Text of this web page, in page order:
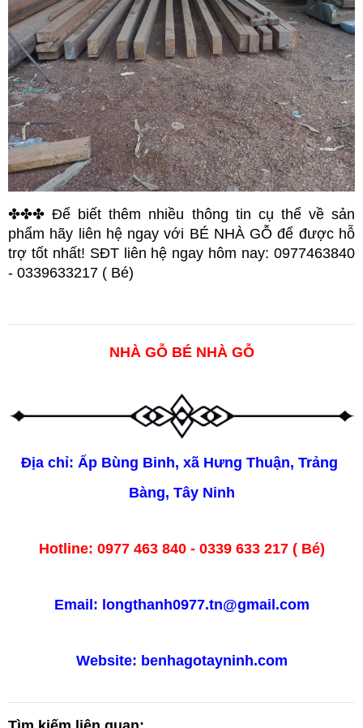
✤✤✤ Để biết thêm nhiều thông tin cụ thể về sản
phẩm hãy liên hệ ngay với BÉ NHÀ GỖ để được hỗ
trợ tốt nhất! SĐT liên hệ ngay hôm nay: 0977463840
- 0339633217 ( Bé)
NHÀ GỖ BÉ NHÀ GỖ
Địa chỉ: Ấp Bùng Binh, xã Hưng Thuận, Trảng
Bàng, Tây Ninh
Hotline: 0977 463 840 - 0339 633 217 ( Bé)
Email: longthanh0977.tn@gmail.com
Website: benhagotayninh.com